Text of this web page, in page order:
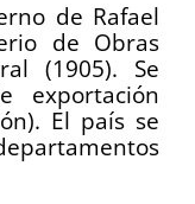
de Rafael
de Obras
(1905). Se
exportación
El país se